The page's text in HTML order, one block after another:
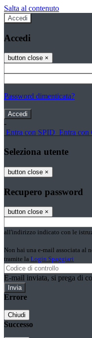
Salta al contenuto
Accedi
Accedi
button close ×
Password dimenticata?
-
Entra con SPID Entra con
Seleziona utente
button close ×
Recupero password
button close ×
all'indirizzo indicato con le
Non hai una e-mail associata al
tramite la Login Spaggiari
E-mail inviata, si prega di
Errore
Chiudi
Successo